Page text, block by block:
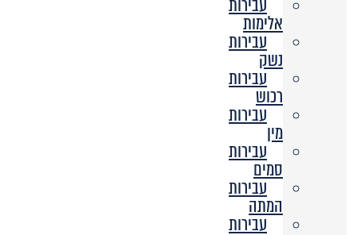
אלימות
עבירות
נשק
עבירות
רכוש
עבירות
מין
עבירות
סמים
עבירות
המתה
עבירות